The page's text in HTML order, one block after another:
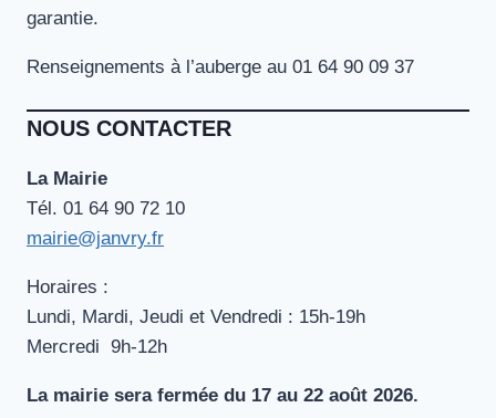
garantie.
Renseignements à l’auberge au 01 64 90 09 37
NOUS CONTACTER
La Mairie
Tél. ‭01 64 90 72 10‬
mairie@janvry.fr
Horaires :
Lundi, Mardi, Jeudi et Vendredi : 15h-19h
Mercredi 9h-12h
La mairie sera fermée du 17 au 22 août 2026.